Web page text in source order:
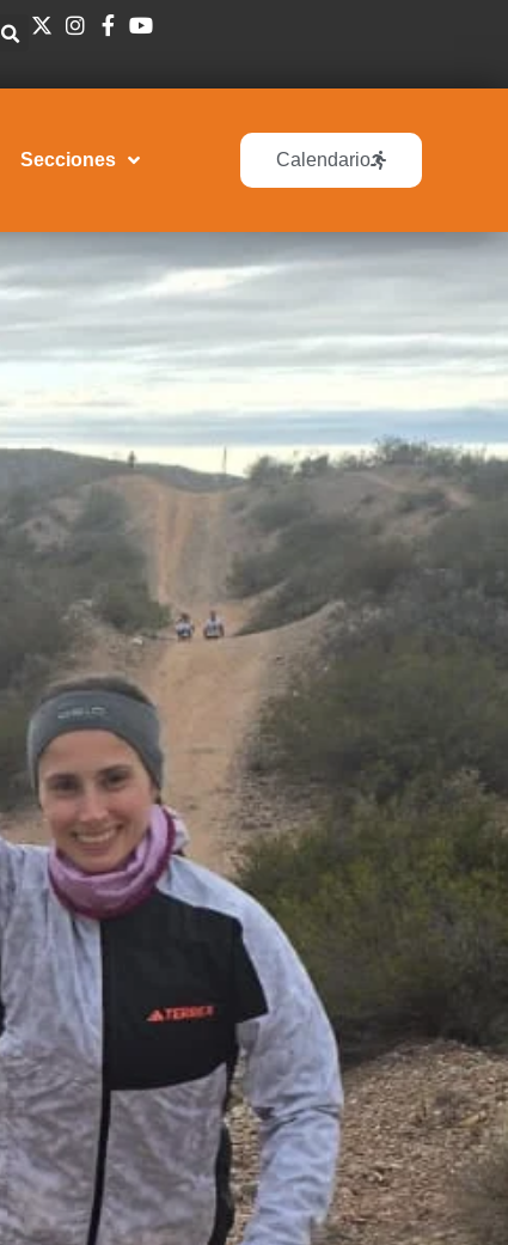
Secciones Calendario